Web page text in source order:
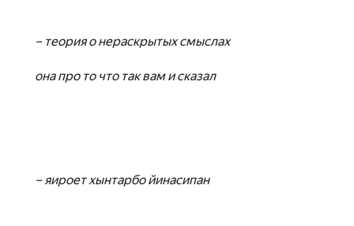
– теория о нераскрытых смыслах
она про то что так вам и сказал
– яироет хынтарбо йинасипан